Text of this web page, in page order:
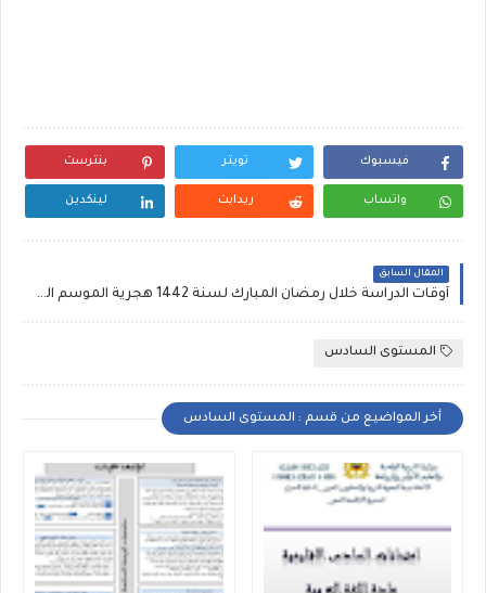
فيسبوك تويتر بنترست
واتساب ريدايت لينكدين
المقال السابق
أوقات الدراسة خلال رمضان المبارك لسنة 1442 هجرية الموسم الدراسي 2020/2021
المستوى السادس
أخر المواضيع من قسم : المستوى السادس